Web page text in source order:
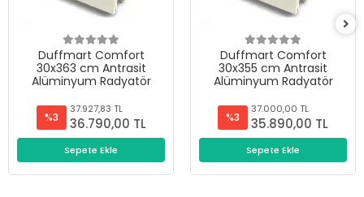
Duffmart Comfort
30x363 cm Antrasit
Alüminyum Radyatör
%3
37.927,83 TL
36.790,00 TL
Sepete Ekle
Duffmart Comfort
30x355 cm Antrasit
Alüminyum Radyatör
%3
37.000,00 TL
35.890,00 TL
Sepete Ekle